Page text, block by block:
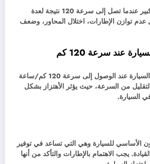
تهتز السيارة بشكل كبير عندما تصل إلى سرعة 120 نتيجة لعدة
توازن الإطارات، اختلال المحاور، وضعف
عند سرعة 120 كم
تعتبر مشكلة اهتزاز السيارة عند الوصول إلى سرعة 120 كم/ساعة
من السرعة، حيث يؤثر الأهتزاز بشكل
السيارة.
الأساسي للسيارة وهي التي تساعد في توفير
يجب الاهتمام بالإطارات والتأكد من أنها